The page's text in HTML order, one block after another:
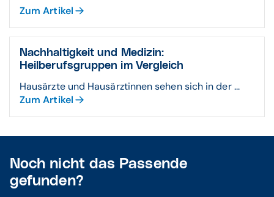
Zum Artikel
Nachhaltigkeit und Medizin:
Heilberufsgruppen im Vergleich
Hausärzte und Hausärztinnen sehen sich in der ...
Zum Artikel
Noch nicht das Passende
gefunden?